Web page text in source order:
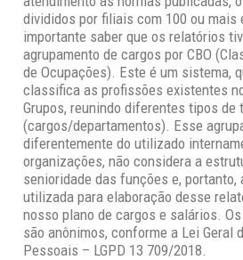
divididos por filiais com 100 ou mais
importante saber que os relatórios
agrupamento de cargos por CBO
de Ocupações). Este é um sistema,
classifica as profissões existentes
Grupos, reunindo diferentes tipos de
(cargos/departamentos). Esse
diferentemente do utilizado
organizações, não considera a
senioridade das funções e, portanto,
utilizada para elaboração desse
nosso plano de cargos e salários.
são anônimos, conforme a Lei Geral
Pessoais – LGPD 13 709/2018.